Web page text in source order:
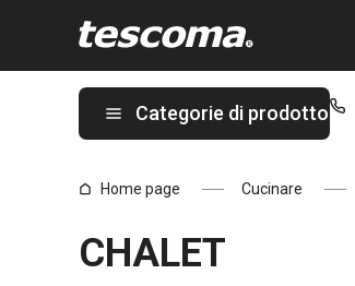
Categorie di prodotto
Home page Cucinare
CHALET